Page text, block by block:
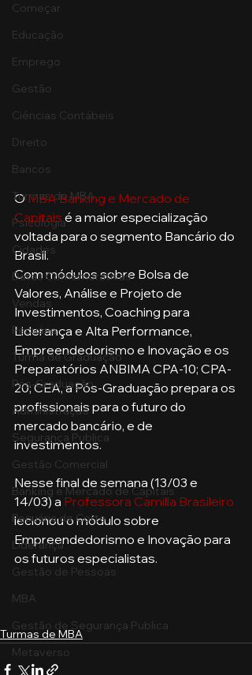
Começar
Educação
Emprego
Gestão
Ciências Contábeis
Direito
Bancos
Turmas de MBA
Psicologia
Cidades
Datas Comemorativas
Vendas
Pecuária
Turma de Graduação
Pós-Graduação
Administração
Segurança Publica
Gestão Comercial
Banking e Mercado de Capitais
Pecuária de Corte
Liderança
Gestão de Pessoas
MBA
Gestão de Segurança Publica
Metaverso
O MBA Banking e Mercado de
Capitais é a maior especialização
voltada para o segmento Bancário do
Brasil.
Com módulos sobre Bolsa de
Valores, Análise e Projeto de
Investimentos, Coaching para
Liderança e Alta Performance,
Empreendedorismo e Inovação e os
Preparatórios ANBIMA CPA-10; CPA-
20; CEA, a Pós-Graduação prepara os
profissionais para o futuro do
mercado bancário, e de
investimentos.
Nesse final de semana (13/03 e
14/03) a Professora Camilla Brasileiro
lecionou o módulo sobre
Empreendedorismo e Inovação para
os futuros especialistas.
Turmas de MBA